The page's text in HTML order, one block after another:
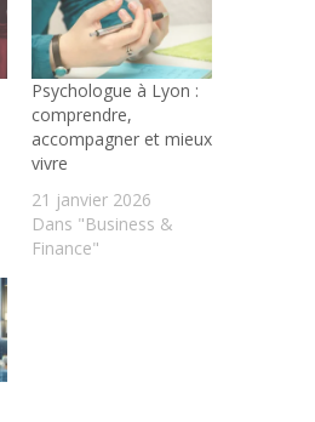
Psychologue à Lyon :
comprendre,
accompagner et mieux
vivre
21 janvier 2026
Dans "Business &
Finance"